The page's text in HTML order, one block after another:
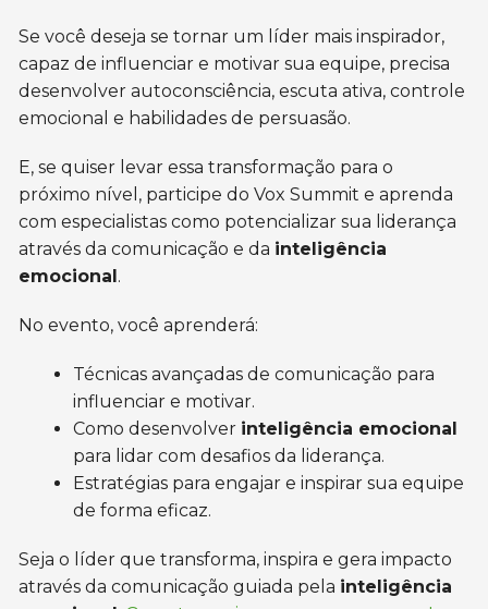
Se você deseja se tornar um líder mais inspirador,
capaz de influenciar e motivar sua equipe, precisa
desenvolver autoconsciência, escuta ativa, controle
emocional e habilidades de persuasão.
E, se quiser levar essa transformação para o
próximo nível, participe do Vox Summit e aprenda
com especialistas como potencializar sua liderança
através da comunicação e da inteligência
emocional .
No evento, você aprenderá:
Técnicas avançadas de comunicação para
influenciar e motivar.
Como desenvolver inteligência emocional
para lidar com desafios da liderança.
Estratégias para engajar e inspirar sua equipe
de forma eficaz.
Seja o líder que transforma, inspira e gera impacto
através da comunicação guiada pela inteligência